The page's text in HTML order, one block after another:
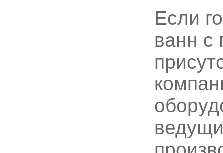
Если
ванн с